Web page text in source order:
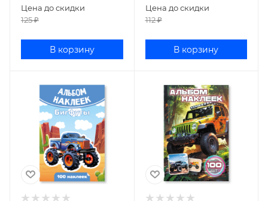
Цена до скидки
125₽
В корзину
Цена до скидки
112₽
В корзину